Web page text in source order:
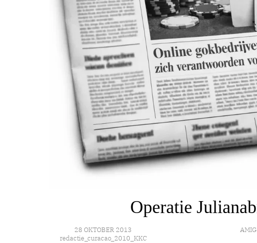
Operatie
28 OKTOBER 2013
redactie_curacao_2010_KKC